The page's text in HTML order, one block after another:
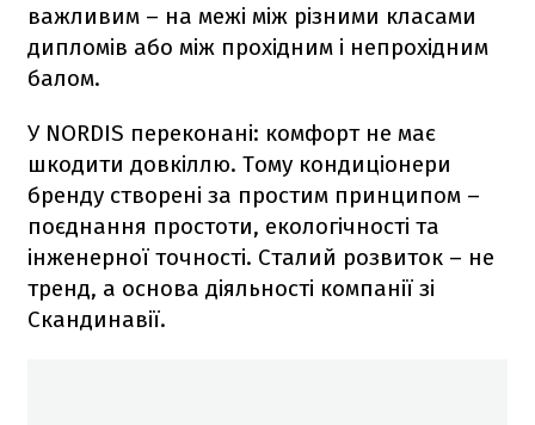
важливим – на межі між різними класами
дипломів або між прохідним і непрохідним
балом.
У NORDIS переконані: комфорт не має
шкодити довкіллю. Тому кондиціонери
бренду створені за простим принципом –
поєднання простоти, екологічності та
інженерної точності. Сталий розвиток – не
тренд, а основа діяльності компанії зі
Скандинавії.